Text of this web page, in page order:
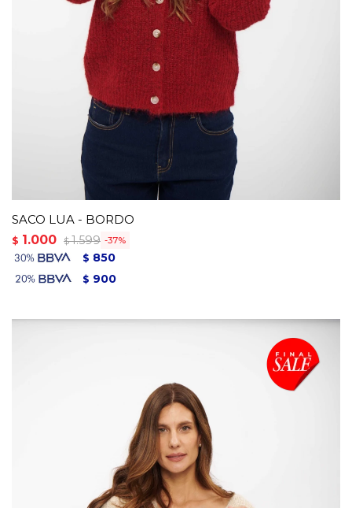
SACO LUA - BORDO
$ 1.000 $ 1.599 37
$ 850
$ 900